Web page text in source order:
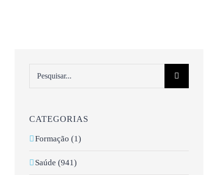
CATEGORIAS
Formação (1)
Saúde (941)